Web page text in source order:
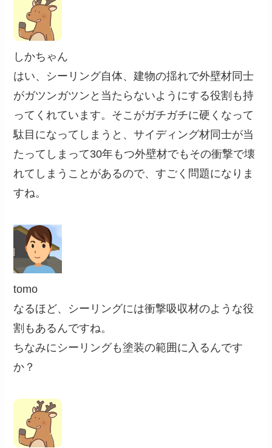
しかちゃん
はい、シーリング自体、建物の揺れで外壁材同士
がガツンガツンと当たらないようにする役割も持
ってくれています。そこがガチガチに硬くなって
駄目になってしまうと、サイディング材同士が当
たってしまって30年もつ外壁材でもその衝撃で壊
れてしまうことがあるので、すごく問題になりま
すね。
tomo
なるほど、シーリングには衝撃吸収材のような役
割もあるんですね。
ちなみにシーリングも塗装の範囲に入るんです
か？